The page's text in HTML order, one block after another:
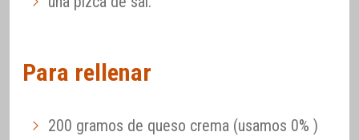
Para rellenar
200 gramos de queso crema (usamos 0% )